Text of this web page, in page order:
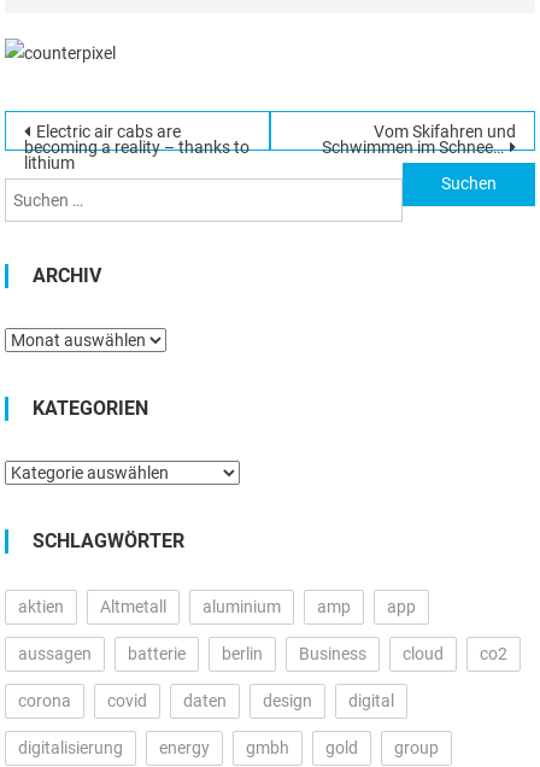
Beitragsnavigation
Electric air cabs are
becoming a reality – thanks to
lithium
Vom Skifahren und
Schwimmen im Schnee…
Suchen
ARCHIV
Archiv
KATEGORIEN
Kategorien
SCHLAGWÖRTER
aktien Altmetall aluminium amp app
aussagen batterie berlin Business cloud co2
corona covid daten design digital
digitalisierung energy gmbh gold group